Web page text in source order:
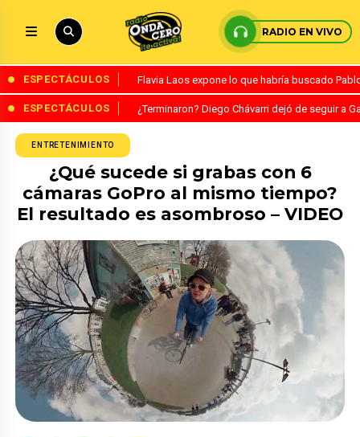
RADIO EN VIVO
ESPECTÁCULOS Flavia Laos expone lo que habría buscado
ESPECTÁCULOS ¿Terminaron? Diego Chávarri dejó de seguir a
ENTRETENIMIENTO
¿Qué sucede si grabas con 6
cámaras GoPro al mismo tiempo?
El resultado es asombroso – VIDEO